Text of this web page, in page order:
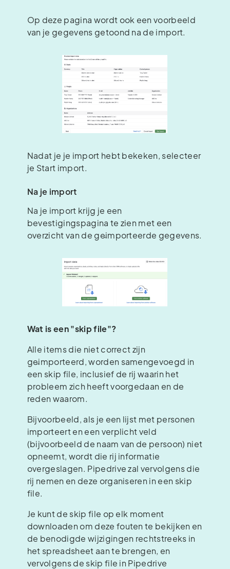
Op deze pagina wordt ook een voorbeeld
van je gegevens getoond na de import.
Nadat je je import hebt bekeken, selecteer
je Start import.
Na je import
Na je import krijg je een
bevestigingspagina te zien met een
overzicht van de geïmporteerde gegevens.
Wat is een "skip file"?
Alle items die niet correct zijn
geïmporteerd, worden samengevoegd in
een skip file, inclusief de rij waarin het
probleem zich heeft voorgedaan en de
reden waarom.
Bijvoorbeeld, als je een lijst met personen
importeert en een verplicht veld
(bijvoorbeeld de naam van de persoon) niet
opneemt, wordt die rij informatie
overgeslagen. Pipedrive zal vervolgens die
rij nemen en deze organiseren in een skip
file.
Je kunt de skip file op elk moment
downloaden om deze fouten te bekijken en
de benodigde wijzigingen rechtstreeks in
het spreadsheet aan te brengen, en
vervolgens de skip file in Pipedrive